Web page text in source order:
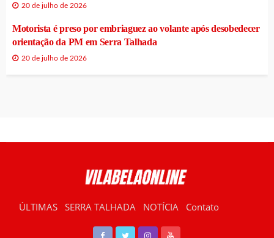
20 de julho de 2026
Motorista é preso por embriaguez ao volante após desobedecer
orientação da PM em Serra Talhada
20 de julho de 2026
ÚLTIMAS SERRA TALHADA NOTÍCIA Contato